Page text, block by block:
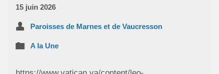
15 juin 2026
Paroisses de Marnes et de Vaucresson
A la Une